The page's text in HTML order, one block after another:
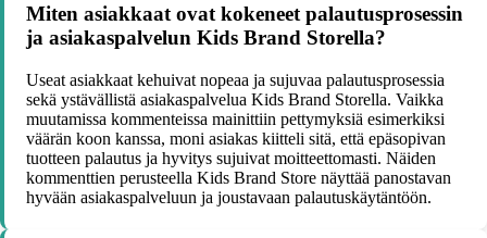
Miten asiakkaat ovat kokeneet palautusprosessin
ja asiakaspalvelun Kids Brand Storella?
Useat asiakkaat kehuivat nopeaa ja sujuvaa palautusprosessia
sekä ystävällistä asiakaspalvelua Kids Brand Storella. Vaikka
muutamissa kommenteissa mainittiin pettymyksiä esimerkiksi
väärän koon kanssa, moni asiakas kiitteli sitä, että epäsopivan
tuotteen palautus ja hyvitys sujuivat moitteettomasti. Näiden
kommenttien perusteella Kids Brand Store näyttää panostavan
hyvään asiakaspalveluun ja joustavaan palautuskäytäntöön.